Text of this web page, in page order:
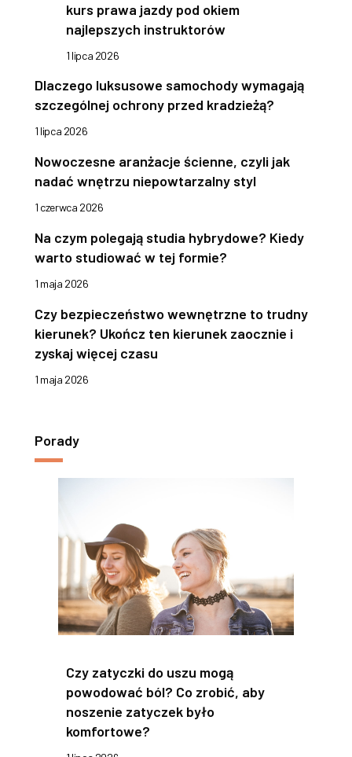
kurs prawa jazdy pod okiem
najlepszych instruktorów
1 lipca 2026
Dlaczego luksusowe samochody wymagają
szczególnej ochrony przed kradzieżą?
1 lipca 2026
Nowoczesne aranżacje ścienne, czyli jak
nadać wnętrzu niepowtarzalny styl
1 czerwca 2026
Na czym polegają studia hybrydowe? Kiedy
warto studiować w tej formie?
1 maja 2026
Czy bezpieczeństwo wewnętrzne to trudny
kierunek? Ukończ ten kierunek zaocznie i
zyskaj więcej czasu
1 maja 2026
Porady
Czy zatyczki do uszu mogą
powodować ból? Co zrobić, aby
noszenie zatyczek było
komfortowe?